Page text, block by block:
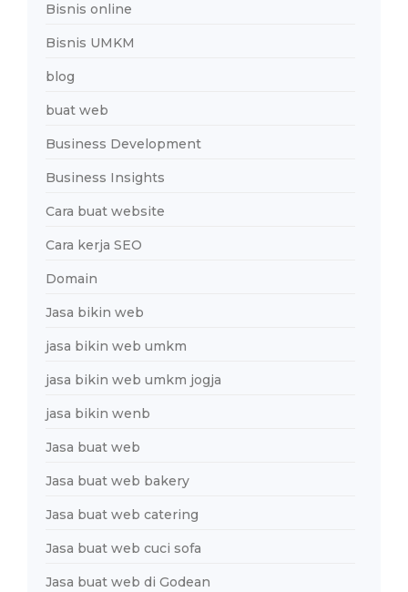
Bisnis online
Bisnis UMKM
blog
buat web
Business Development
Business Insights
Cara buat website
Cara kerja SEO
Domain
Jasa bikin web
jasa bikin web umkm
jasa bikin web umkm jogja
jasa bikin wenb
Jasa buat web
Jasa buat web bakery
Jasa buat web catering
Jasa buat web cuci sofa
Jasa buat web di Godean